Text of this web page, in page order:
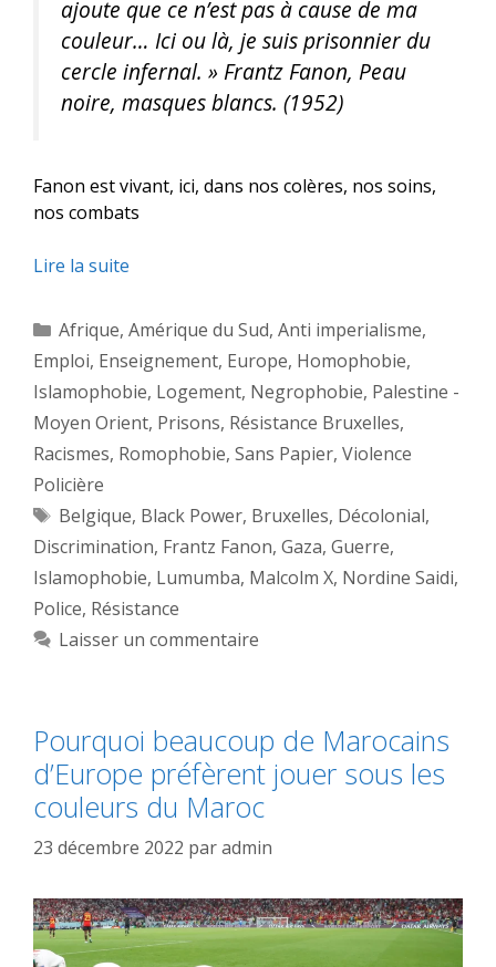
ajoute que ce n’est pas à cause de ma
couleur… Ici ou là, je suis prisonnier du
cercle infernal. » Frantz Fanon, Peau
noire, masques blancs. (1952)
Fanon est vivant, ici, dans nos colères, nos soins,
nos combats
Lire la suite
Catégories
Afrique, Amérique du Sud, Anti imperialisme,
Emploi, Enseignement, Europe, Homophobie,
Islamophobie, Logement, Negrophobie, Palestine -
Moyen Orient, Prisons, Résistance Bruxelles,
Racismes, Romophobie, Sans Papier, Violence
Policière
Étiquettes
Belgique, Black Power, Bruxelles, Décolonial,
Discrimination, Frantz Fanon, Gaza, Guerre,
Islamophobie, Lumumba, Malcolm X, Nordine Saidi,
Police, Résistance
Laisser un commentaire
Pourquoi beaucoup de Marocains
d’Europe préfèrent jouer sous les
couleurs du Maroc
23 décembre 2022 paradmin